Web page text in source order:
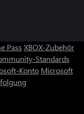
Pass XBOX-Zubehör
Standards
Konto Microsoft